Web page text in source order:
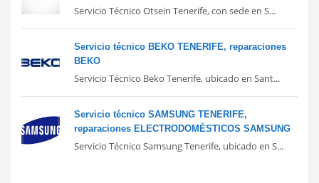
Servicio Técnico Otsein Tenerife, con sede en S...
Servicio técnico BEKO TENERIFE, reparaciones
BEKO
Servicio Técnico Beko Tenerife, ubicado en Sant...
Servicio técnico SAMSUNG TENERIFE,
reparaciones ELECTRODOMÉSTICOS SAMSUNG
Servicio Técnico Samsung Tenerife, ubicado en S...